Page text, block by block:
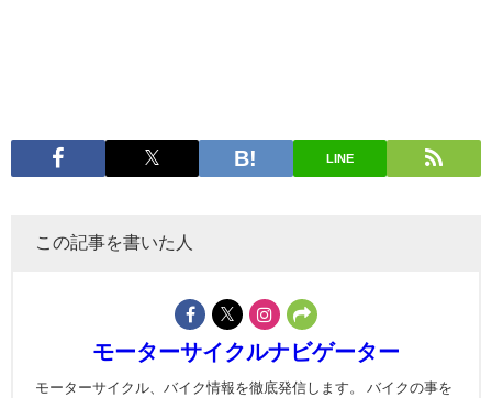
LINE
この記事を書いた人
モーターサイクルナビゲーター
モーターサイクル、バイク情報を徹底発信します。 バイクの事を